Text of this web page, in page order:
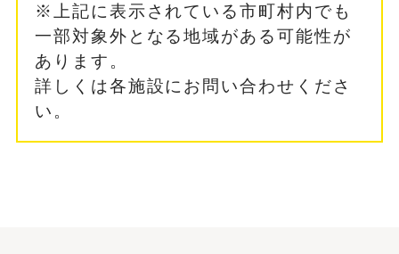
※上記に表示されている市町村内でも
一部対象外となる地域がある可能性が
あります。
詳しくは各施設にお問い合わせくださ
い。